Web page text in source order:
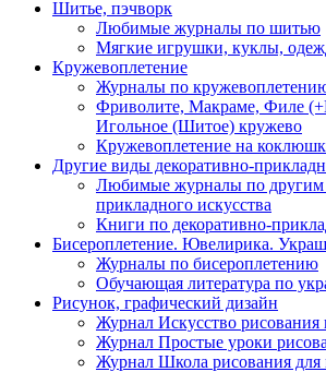
Шитье, пэчворк
Любимые журналы по шитью
Мягкие игрушки, куклы,
Кружевоплетение
Журналы по
Фриволите, Макраме, Филе
Игольное (Шитое) кружево
Кружевоплетение на
Другие виды декоративно-
Любимые журналы по другим
прикладного искусства
Книги по декоративно-
Бисероплетение. Ювелирика.
Журналы по бисероплетению
Обучающая литература по
Рисунок, графический дизайн
Журнал Искусство
Журнал Простые уроки
Журнал Школа рисования